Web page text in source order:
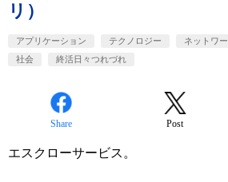
リ）
アプリケーション テクノロジー ネットワ
社会
終活日々つれづれ
Share Post
エスクローサービス。